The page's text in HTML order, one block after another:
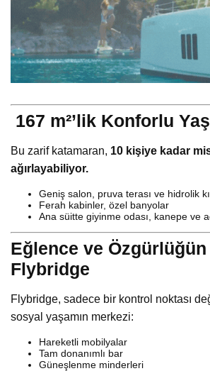
167 m²’lik Konforlu
Bu zarif katamaran, 10 kişiye kadar
ağırlayabiliyor.
Geniş salon, pruva terası ve hidrolik
Ferah kabinler, özel banyolar
Ana süitte giyinme odası, kanepe ve
Eğlence ve
Flybridge
Flybridge, sadece bir kontrol noktası
sosyal yaşamın merkezi:
Hareketli mobilyalar
Tam donanımlı bar
Güneşlenme minderleri